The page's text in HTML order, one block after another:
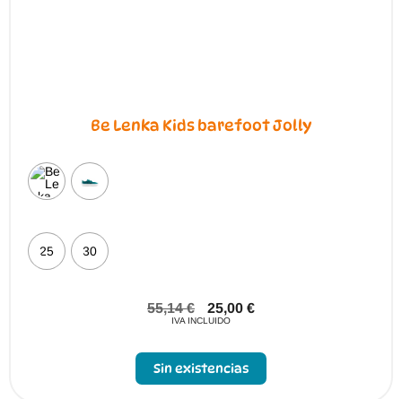
Be Lenka Kids barefoot Jolly
25 30
55,14€ 25,00 €
IVA INCLUIDO
Sin existencias